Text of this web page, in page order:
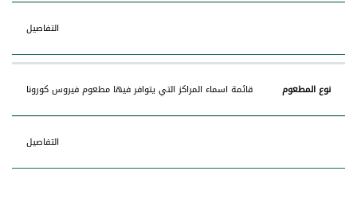
التفاصيل
قائمة اسماء المراكز التي يتوافر فيها مطعوم فيروس كورونا‎
التفاصيل